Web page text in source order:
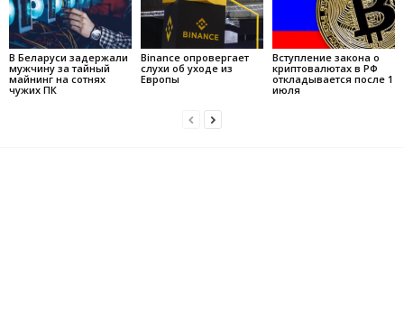
В Беларуси задержали
мужчину за тайный
майнинг на сотнях
чужих ПК
Binance опровергает
слухи об уходе из
Европы
Вступление закона о
криптовалютах в РФ
откладывается после 1
июля